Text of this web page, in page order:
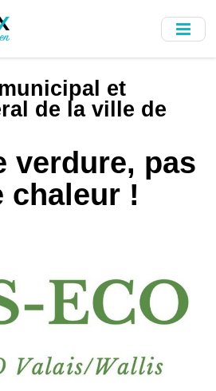
et
de la ville de
verdure, pas
chaleur !